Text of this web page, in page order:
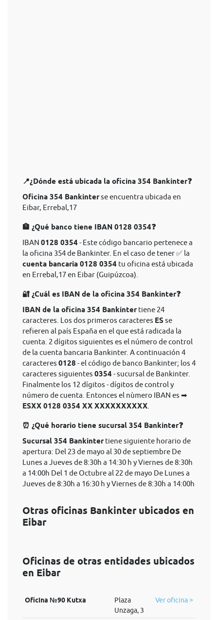
📍¿Dónde está ubicada la oficina 354 Bankinter❓
Oficina 354 Bankinterse encuentra ubicada en
Eibar, Errebal,17
🏦 ¿Qué banco tiene IBAN 0128 0354❓
IBAN 0128 0354 - Este código bancario pertenece a
la oficina 354 de Bankinter. En el caso de tener ✅ la
cuenta bancaria 0128 0354 tu oficina está ubicada
en Errebal,17 en Eibar (Guipúzcoa).
🔐 ¿Cuál es IBAN de la oficina 354 Bankinter❓
IBAN de la oficina 354 Bankinter tiene 24
caracteres. Los dos primeros caracteres ES se
refieren al país España en el que está radicada la
cuenta. 2 dígitos siguientes es el número de control
de la cuenta bancaria Bankinter. A continuación 4
caracteres 0128 - el código de banco Bankinter; los 4
caracteres siguientes 0354 - sucursal de Bankinter.
Finalmente los 12 dígitos - dígitos de control y
número de cuenta. Entonces el nùmero IBAN es ➡
ESXX 0128 0354 XX XXXXXXXXXX
⏰ ¿Qué horario tiene sucursal 354 Bankinter❓
Sucursal 354 Bankinter tiene siguiente horario de
apertura: Del 23 de mayo al 30 de septiembre De
Lunes a Jueves de 8:30h a 14:30 h y Viernes de 8:30h
a 14:00h Del 1 de Octubre al 22 de mayo De Lunes a
Jueves de 8:30h a 16:30 h y Viernes de 8:30h a 14:00h
Otras oficinas Bankinter ubicados en
Eibar
Oficinas de otras entidades ubicados
en Eibar
Oficina №90 Kutxa
Plaza
Unzaga, 3
Ver oficina >